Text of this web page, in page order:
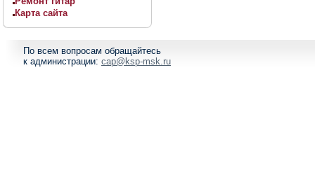
Карта сайта
По всем вопросам обращайтесь
к администрации: cap@ksp-msk.ru